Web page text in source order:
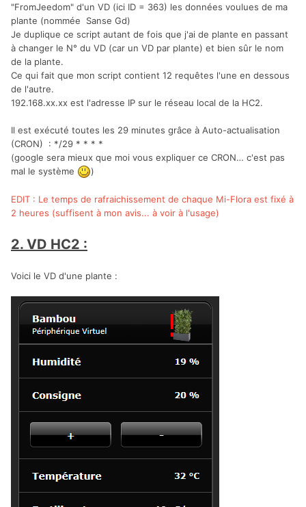
"FromJeedom" d'un VD (ici ID = 363) les données voulues de ma
plante (nommée Sanse Gd)
Je duplique ce script autant de fois que j'ai de plante en passant
à changer le N° du VD (car un VD par plante) et bien sûr le nom
de la plante.
Ce qui fait que mon script contient 12 requêtes l'une en dessous
de l'autre.
192.168.xx.xx est l'adresse IP sur le réseau local de la HC2.
Il est exécuté toutes les 29 minutes grâce à Auto-actualisation
(CRON) : */29 * * * *
(google sera mieux que moi vous expliquer ce CRON… c'est pas
mal le système
)
EDIT : Le temps de rafraichissement de chaque Mi-Flora est fixé à
2 heures (suffisent à mon avis... à voir à l'usage)
2. VD HC2 :
Voici le VD d'une plante :